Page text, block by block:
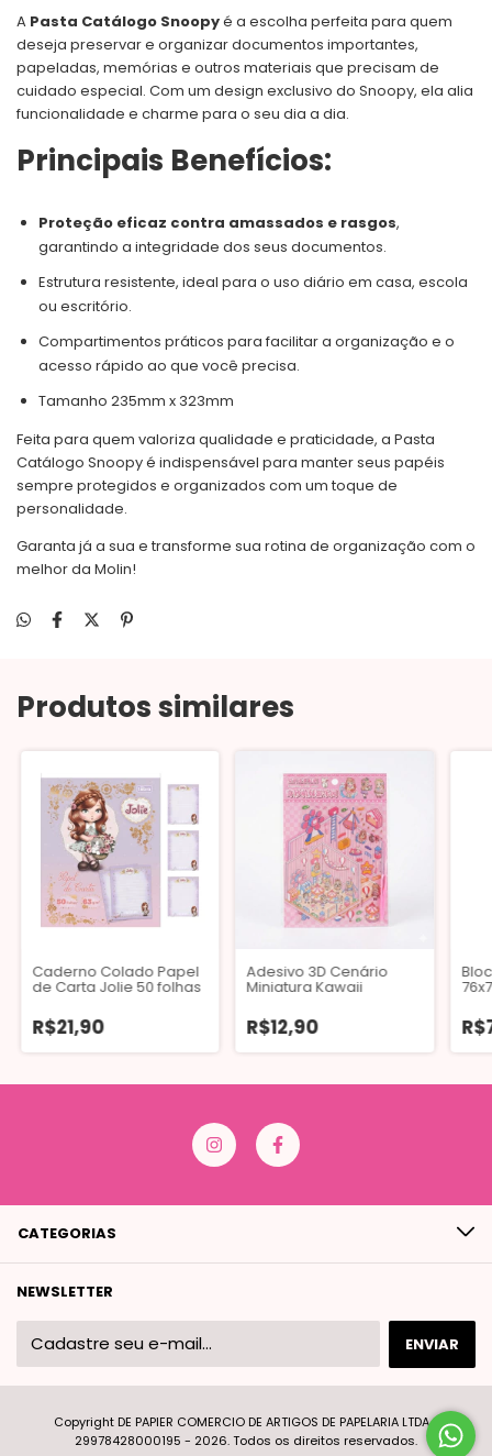
A Pasta Catálogo Snoopyé a escolha perfeita para quem
deseja preservar e organizar documentos importantes,
papeladas, memórias e outros materiais que precisam de
cuidado especial. Com um design exclusivo do Snoopy, ela alia
funcionalidade e charme para o seu dia a dia.
Principais Benefícios:
Proteção eficaz contra amassados e rasgos,
garantindo a integridade dos seus documentos.
Estrutura resistente, ideal para o uso diário em casa, escola
ou escritório.
Compartimentos práticos para facilitar a organização e o
acesso rápido ao que você precisa.
Tamanho 235mm x 323mm
Feita para quem valoriza qualidade e praticidade, a Pasta
Catálogo Snoopy é indispensável para manter seus papéis
sempre protegidos e organizados com um toque de
personalidade.
Garanta já a sua e transforme sua rotina de organização com o
melhor da Molin!
Produtos similares
Caderno Colado Papel
de Carta Jolie 50 folhas
R$21,90
Adesivo 3D Cenário
Miniatura Kawaii
R$12,90
CATEGORIAS
NEWSLETTER
Copyright DE PAPIER COMERCIO DE ARTIGOS DE PAPELARIA LTDA -
29978428000195 - 2026. Todos os direitos reservados.